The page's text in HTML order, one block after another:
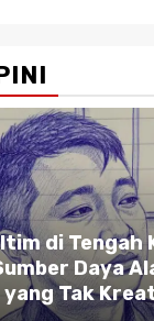
di Tengah
Daya
yang Tak